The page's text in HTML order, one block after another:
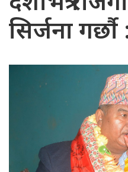
सिर्जना गर्छौ :